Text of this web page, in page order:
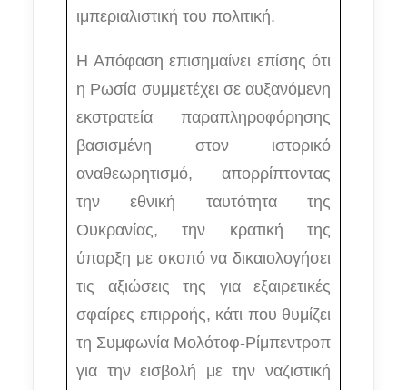
ιμπεριαλιστική του πολιτική.
Η Απόφαση επισημαίνει επίσης ότι
η Ρωσία συμμετέχει σε αυξανόμενη
εκστρατεία παραπληροφόρησης
βασισμένη στον ιστορικό
αναθεωρητισμό, απορρίπτοντας
την εθνική ταυτότητα της
Ουκρανίας, την κρατική της
ύπαρξη με σκοπό να δικαιολογήσει
τις αξιώσεις της για εξαιρετικές
σφαίρες επιρροής, κάτι που θυμίζει
τη Συμφωνία Μολότοφ-Ρίμπεντροπ
για την εισβολή με την ναζιστική